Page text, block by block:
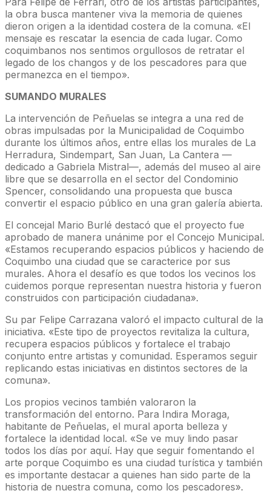
la obra busca mantener viva la memoria de quienes
dieron origen a la identidad costera de la comuna. «El
mensaje es rescatar la esencia de cada lugar. Como
coquimbanos nos sentimos orgullosos de retratar el
legado de los changos y de los pescadores para que
permanezca en el tiempo».
SUMANDO MURALES
La intervención de Peñuelas se integra a una red de
obras impulsadas por la Municipalidad de Coquimbo
durante los últimos años, entre ellas los murales de La
Herradura, Sindempart, San Juan, La Cantera —
dedicado a Gabriela Mistral—, además del museo al aire
libre que se desarrolla en el sector del Condominio
Spencer, consolidando una propuesta que busca
convertir el espacio público en una gran galería abierta.
El concejal Mario Burlé destacó que el proyecto fue
aprobado de manera unánime por el Concejo Municipal.
«Estamos recuperando espacios públicos y haciendo de
Coquimbo una ciudad que se caracterice por sus
murales. Ahora el desafío es que todos los vecinos los
cuidemos porque representan nuestra historia y fueron
construidos con participación ciudadana».
Su par Felipe Carrazana valoró el impacto cultural de la
iniciativa. «Este tipo de proyectos revitaliza la cultura,
recupera espacios públicos y fortalece el trabajo
conjunto entre artistas y comunidad. Esperamos seguir
replicando estas iniciativas en distintos sectores de la
comuna».
Los propios vecinos también valoraron la
transformación del entorno. Para Indira Moraga,
habitante de Peñuelas, el mural aporta belleza y
fortalece la identidad local. «Se ve muy lindo pasar
todos los días por aquí. Hay que seguir fomentando el
arte porque Coquimbo es una ciudad turística y también
es importante destacar a quienes han sido parte de la
historia de nuestra comuna, como los pescadores».